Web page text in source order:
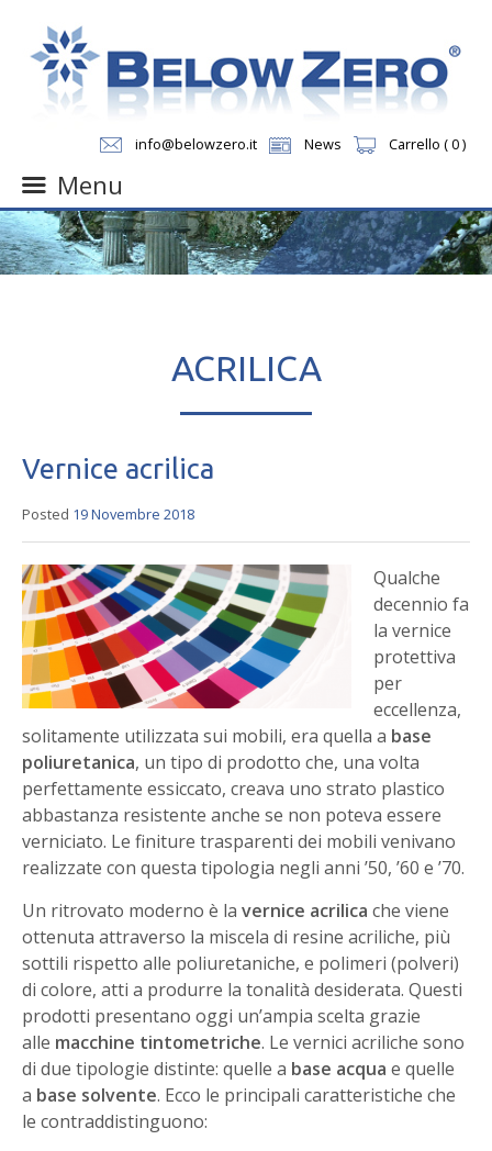
info@belowzero.it News Carrello ( 0 )
Menu
Skip
to
content
ACRILICA
Vernice acrilica
Posted 19 Novembre 2018
Qualche
decennio fa
la vernice
protettiva
per
eccellenza,
solitamente utilizzata sui mobili, era quella a base
poliuretanica, un tipo di prodotto che, una volta
perfettamente essiccato, creava uno strato plastico
abbastanza resistente anche se non poteva essere
verniciato. Le finiture trasparenti dei mobili venivano
realizzate con questa tipologia negli anni ’50, ’60 e ’70.
Un ritrovato moderno è la vernice acrilica che viene
ottenuta attraverso la miscela di resine acriliche, più
sottili rispetto alle poliuretaniche, e polimeri (polveri)
di colore, atti a produrre la tonalità desiderata. Questi
prodotti presentano oggi un’ampia scelta grazie
alle macchine tintometriche. Le vernici acriliche sono
di due tipologie distinte: quelle a base acqua e quelle
a base solvente. Ecco le principali caratteristiche che
le contraddistinguono: